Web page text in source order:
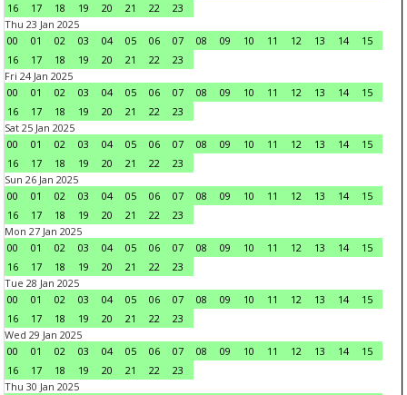
16
17 18 19 20 21 22
23
Thu 23 Jan 2025
00
01 02 03 04 05 06 07 08 09 10 11 12 13 14
15
16
17 18 19 20 21 22
23
Fri 24 Jan 2025
00
01 02 03 04 05 06 07 08 09 10 11 12 13 14
15
16
17 18 19 20 21 22
23
Sat 25 Jan 2025
00
01 02 03 04 05 06 07 08 09 10 11 12 13 14
15
16
17 18 19 20 21 22
23
Sun 26 Jan 2025
00
01 02 03 04 05 06 07 08 09 10 11 12 13 14
15
16
17 18 19 20 21 22
23
Mon 27 Jan 2025
00
01 02 03 04 05 06 07 08 09 10 11 12 13 14
15
16
17 18 19 20 21 22
23
Tue 28 Jan 2025
00
01 02 03 04 05 06 07 08 09 10 11 12 13 14
15
16
17 18 19 20 21 22
23
Wed 29 Jan 2025
00
01 02 03 04 05 06 07 08 09 10 11 12 13 14
15
16
17 18 19 20 21 22
23
Thu 30 Jan 2025